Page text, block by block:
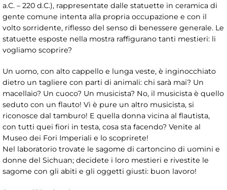
a.C. – 220 d.C.), rappresentate dalle statuette in ceramica di
gente comune intenta alla propria occupazione e con il
volto sorridente, riflesso del senso di benessere generale. Le
statuette esposte nella mostra raffigurano tanti mestieri: li
vogliamo scoprire?
Un uomo, con alto cappello e lunga veste, è inginocchiato
dietro un tagliere con parti di animali: chi sarà mai? Un
macellaio? Un cuoco? Un musicista? No, il musicista è quello
seduto con un flauto! Vi è pure un altro musicista, si
riconosce dal tamburo! E quella donna vicina al flautista,
con tutti quei fiori in testa, cosa sta facendo? Venite al
Museo dei Fori Imperiali e lo scoprirete!
Nel laboratorio trovate le sagome di cartoncino di uomini e
donne del Sichuan; decidete i loro mestieri e rivestite le
sagome con gli abiti e gli oggetti giusti: buon lavoro!